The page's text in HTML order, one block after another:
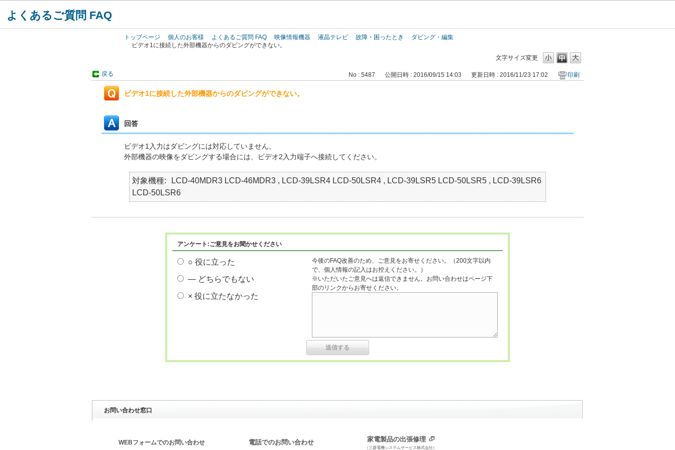
よくあるご質問 FAQ
トップページ 個人のお客様 よくあるご質問 FAQ 映像情報機器 液晶テレビ 故障・困ったとき
ダビング・編集
ビデオ1に接続した外部機器からのダビングができない。
文字サイズ変更
戻る No : 5487 公開日時 : 2016/09/15 14:03 更新日時 : 2016/11/23 17:02 印刷
ビデオ1に接続した外部機器からのダビングができない。
回答
ビデオ1入力はダビングには対応していません。
外部機器の映像をダビングする場合には、ビデオ2入力端子へ接続してください。
対象機種
LCD-40MDR3 LCD-46MDR3 , LCD-39LSR4 LCD-50LSR4 , LCD-39LSR5 LCD-50LSR5 , LCD-39LSR6
LCD-50LSR6
アンケート:ご意見をお聞かせください
○ 役に立った
― どちらでもない
× 役に立たなかった
今後のFAQ改善のため、ご意見をお寄せください。（200文字以内
で、個人情報の記入はお控えください。）
※いただいたご意見へは返信できません。お問い合わせはページ下
部のリンクからお寄せください。
お問い合わせ窓口
WEBフォームでのお問い合わせ 電話でのお問い合わせ 家電製品の出張修理
（三菱電機システムサービス株式会社）